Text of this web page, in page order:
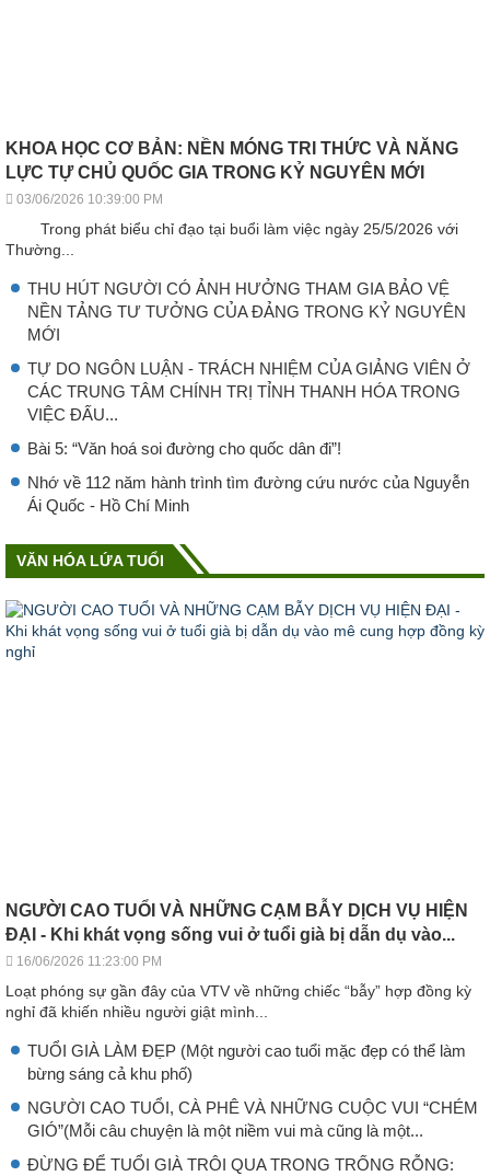
KHOA HỌC CƠ BẢN: NỀN MÓNG TRI THỨC VÀ NĂNG
LỰC TỰ CHỦ QUỐC GIA TRONG KỶ NGUYÊN MỚI
03/06/2026 10:39:00 PM
Trong phát biểu chỉ đạo tại buổi làm việc ngày 25/5/2026 với
Thường...
THU HÚT NGƯỜI CÓ ẢNH HƯỞNG THAM GIA BẢO VỆ
NỀN TẢNG TƯ TƯỞNG CỦA ĐẢNG TRONG KỶ NGUYÊN
MỚI
TỰ DO NGÔN LUẬN - TRÁCH NHIỆM CỦA GIẢNG VIÊN Ở
CÁC TRUNG TÂM CHÍNH TRỊ TỈNH THANH HÓA TRONG
VIỆC ĐẤU...
Bài 5: “Văn hoá soi đường cho quốc dân đi”!
Nhớ về 112 năm hành trình tìm đường cứu nước của Nguyễn
Ái Quốc - Hồ Chí Minh
VĂN HÓA LỨA TUỔI
NGƯỜI CAO TUỔI VÀ NHỮNG CẠM BẪY DỊCH VỤ HIỆN
ĐẠI - Khi khát vọng sống vui ở tuổi già bị dẫn dụ vào...
16/06/2026 11:23:00 PM
Loạt phóng sự gần đây của VTV về những chiếc “bẫy” hợp đồng kỳ
nghỉ đã khiến nhiều người giật mình...
TUỔI GIÀ LÀM ĐẸP (Một người cao tuổi mặc đẹp có thể làm
bừng sáng cả khu phố)
NGƯỜI CAO TUỔI, CÀ PHÊ VÀ NHỮNG CUỘC VUI “CHÉM
GIÓ”(Mỗi câu chuyện là một niềm vui mà cũng là một...
ĐỪNG ĐỂ TUỔI GIÀ TRÔI QUA TRONG TRỐNG RỖNG: